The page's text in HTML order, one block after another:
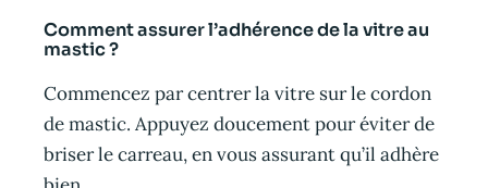
Comment assurer l’adhérence de la vitre au
mastic ?
Commencez par centrer la vitre sur le cordon
de mastic. Appuyez doucement pour éviter de
briser le carreau, en vous assurant qu’il adhère